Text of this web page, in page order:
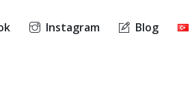
Instagram Blog